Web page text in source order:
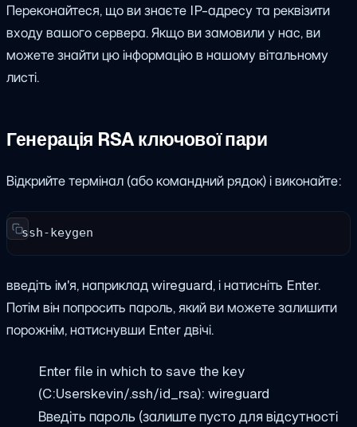
Переконайтеся, що ви знаєте IP-адресу та реквізити
входу вашого сервера. Якщо ви замовили у нас, ви
можете знайти цю інформацію в нашому вітальному
листі.
Генерація RSA ключової пари
Відкрийте термінал (або командний рядок) і виконайте:
ssh-keygen
введіть ім'я, наприклад wireguard, і натисніть Enter.
Потім він попросить пароль, який ви можете залишити
порожнім, натиснувши Enter двічі.
Enter file in which to save the key
(C:Userskevin/.ssh/id_rsa): wireguard
Введіть пароль (залиште пусто для відсутності